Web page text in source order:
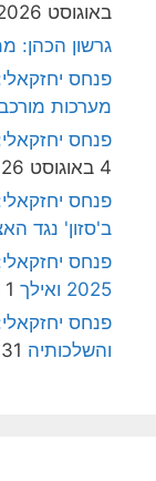
באוגוסט 2026
גרשון הכהן:
פנחס
מערכות
פנחס
4 באוגוסט 2026
פנחס
ב'סזון' נגד
פנחס
2025 ואילך
1 באוגוסט 2026
פנחס
והשלכותיה 31 ביולי 2026